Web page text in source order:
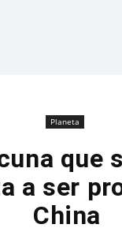
Planeta
que
a ser
China